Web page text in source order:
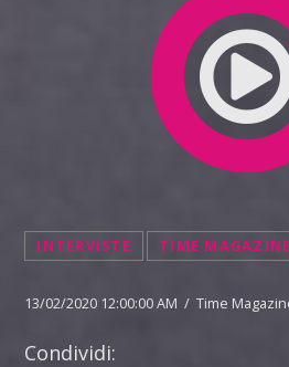
INTERVISTE TIME MAGAZINE
13/02/2020 12:00:00 AM / Time
Condividi: